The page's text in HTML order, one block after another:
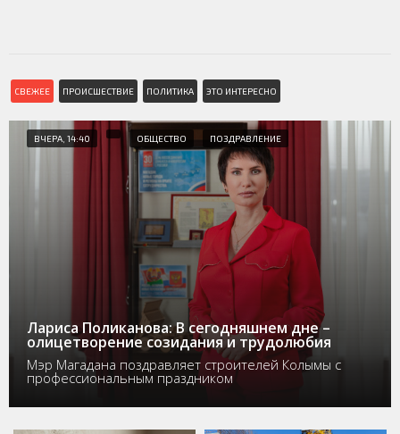
СВЕЖЕЕ ПРОИСШЕСТВИЕ ПОЛИТИКА ЭТО ИНТЕРЕСНО
ВЧЕРА, 14:40 ОБЩЕСТВО ПОЗДРАВЛЕНИЕ
Лариса Поликанова: В сегодняшнем дне –
олицетворение созидания и трудолюбия
Мэр Магадана поздравляет строителей Колымы с
профессиональным праздником